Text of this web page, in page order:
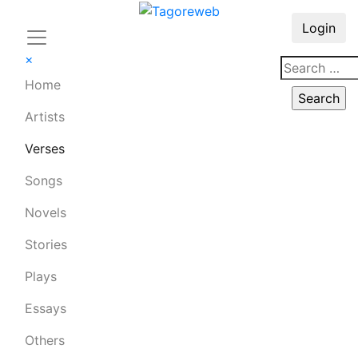
×
Home
Artists
Verses
Songs
Novels
Stories
Plays
Essays
Others
Login